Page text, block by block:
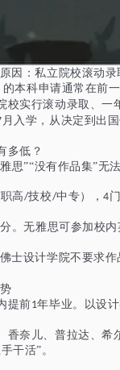
因：私立院校滚动录
的本科申请通常在前
校实行滚动录取、
月入学，从决定到出
多低？
思”“没有作品集”无
职高/技校/中专），4
分。无雅思可参加校
士设计学院不要求作
提前1年毕业。以设
香奈儿、普拉达、
干活”。